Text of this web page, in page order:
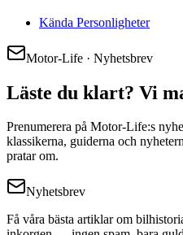
Kända Personligheter
Motor-Life · Nyhetsbrev
Läste du klart? Vi
Prenumerera på Motor-Life:s
klassikerna, guiderna och
pratar om.
Nyhetsbrev
Få våra bästa artiklar om